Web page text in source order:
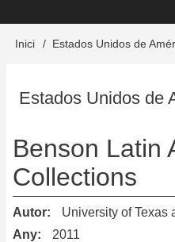
Main
Inici Estados Unidos de
Estados Unidos de
Benson Latin
Collections
Autor
University of Texas
Any
2011